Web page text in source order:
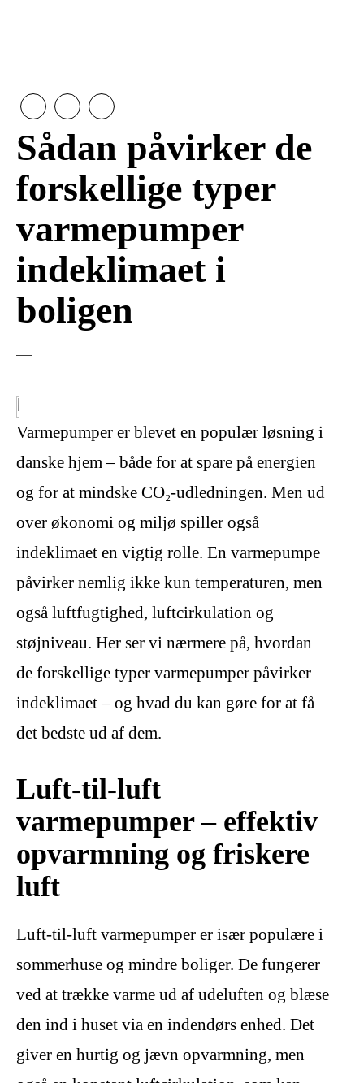
Sådan påvirker de
forskellige typer
varmepumper
indeklimaet i
boligen
Varmepumper er blevet en populær løsning i
danske hjem – både for at spare på energien
og for at mindske CO₂-udledningen. Men ud
over økonomi og miljø spiller også
indeklimaet en vigtig rolle. En varmepumpe
påvirker nemlig ikke kun temperaturen, men
også luftfugtighed, luftcirkulation og
støjniveau. Her ser vi nærmere på, hvordan
de forskellige typer varmepumper påvirker
indeklimaet – og hvad du kan gøre for at få
det bedste ud af dem.
Luft-til-luft
varmepumper – effektiv
opvarmning og friskere
luft
Luft-til-luft varmepumper er især populære i
sommerhuse og mindre boliger. De fungerer
ved at trække varme ud af udeluften og blæse
den ind i huset via en indendørs enhed. Det
giver en hurtig og jævn opvarmning, men